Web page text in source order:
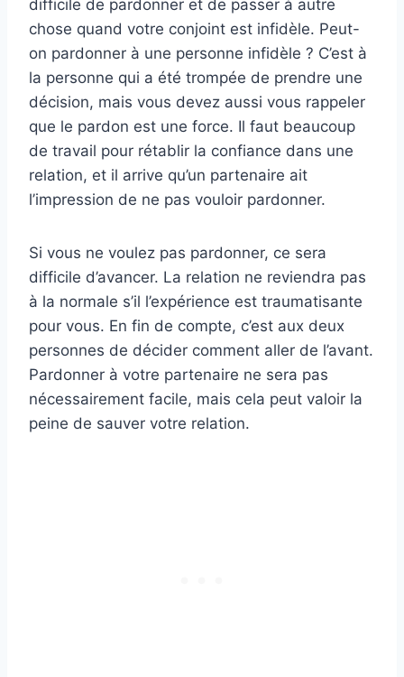
difficile de pardonner et de passer à autre
chose quand votre conjoint est infidèle. Peut-
on pardonner à une personne infidèle ? C’est à
la personne qui a été trompée de prendre une
décision, mais vous devez aussi vous rappeler
que le pardon est une force. Il faut beaucoup
de travail pour rétablir la confiance dans une
relation, et il arrive qu’un partenaire ait
l’impression de ne pas vouloir pardonner.
Si vous ne voulez pas pardonner, ce sera
difficile d’avancer. La relation ne reviendra pas
à la normale s’il l’expérience est traumatisante
pour vous. En fin de compte, c’est aux deux
personnes de décider comment aller de l’avant.
Pardonner à votre partenaire ne sera pas
nécessairement facile, mais cela peut valoir la
peine de sauver votre relation.